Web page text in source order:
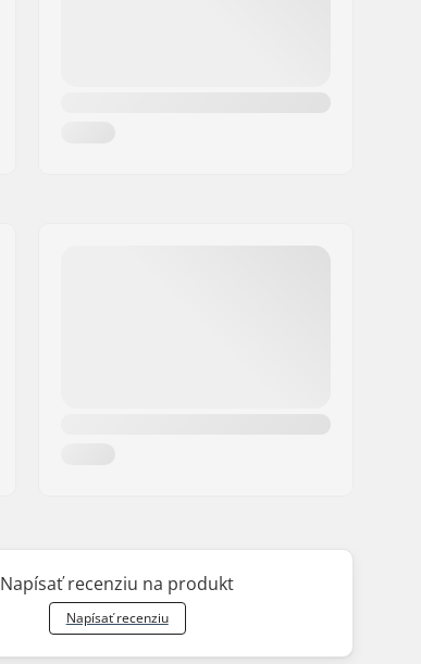
Napísať recenziu na produkt
Napísať recenziu